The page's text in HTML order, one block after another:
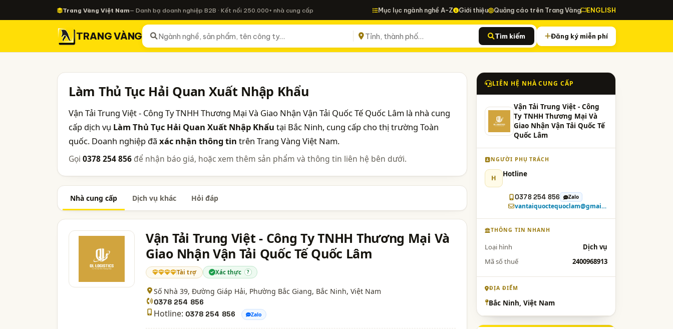
Trang Vàng Việt Nam— Danh bạ doanh nghiệp B2B · Kết nối 250.000+ nhà cung cấp Mục lục ngành nghề A-Z Giới thiệu Quảng cáo trên Trang Vàng ENGLISH
TRANG VÀNG Tìm kiếm Đăng ký miễn phí
Làm Thủ Tục Hải Quan Xuất Nhập Khẩu
Vận Tải Trung Việt - Công Ty TNHH Thương Mại Và Giao Nhận Vận Tải Quốc Tế Quốc Lâm là nhà cung
cấp dịch vụ Làm Thủ Tục Hải Quan Xuất Nhập Khẩu tại Bắc Ninh, cung cấp cho thị trường Toàn
quốc. Doanh nghiệp đã xác nhận thông tin trên Trang Vàng Việt Nam.
Gọi 0378 254 856 để nhận báo giá, hoặc xem thêm sản phẩm và thông tin liên hệ bên dưới.
Nhà cung cấp Dịch vụ khác Hỏi đáp
Vận Tải Trung Việt - Công Ty TNHH Thương Mại Và
Giao Nhận Vận Tải Quốc Tế Quốc Lâm
Tài trợ Xác thực ?
Số Nhà 39, Đường Giáp Hải, Phường Bắc Giang, Bắc Ninh, Việt Nam
0378 254 856
Hotline: 0378 254 856 Zalo
LIÊN HỆ NHÀ CUNG CẤP
Vận Tải Trung Việt - Công
Ty TNHH Thương Mại Và
Giao Nhận Vận Tải Quốc Tế
Quốc Lâm
NGƯỜI PHỤ TRÁCH
H Hotline
0378 254 856 Zalo
vantaiquoctequoclam@gmail.com
THÔNG TIN NHANH
Loại hình
Dịch vụ
Mã số thuế
2400968913
ĐỊA ĐIỂM
Bắc Ninh, Việt Nam